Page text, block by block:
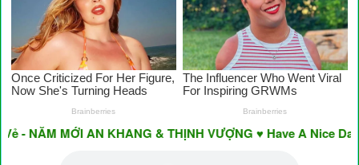
MỚI AN KHANG & THỊNH VƯỢNG ♥ Have A Nice Day ♥